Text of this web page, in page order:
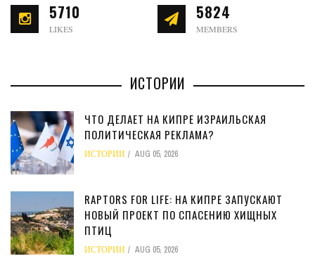
5710
LIKES
5824
MEMBERS
ИСТОРИИ
ЧТО ДЕЛАЕТ НА КИПРЕ ИЗРАИЛЬСКАЯ
ПОЛИТИЧЕСКАЯ РЕКЛАМА?
ИСТОРИИ AUG 05, 2026
RAPTORS FOR LIFE: НА КИПРЕ ЗАПУСКАЮТ
НОВЫЙ ПРОЕКТ ПО СПАСЕНИЮ ХИЩНЫХ
ПТИЦ
ИСТОРИИ AUG 05, 2026